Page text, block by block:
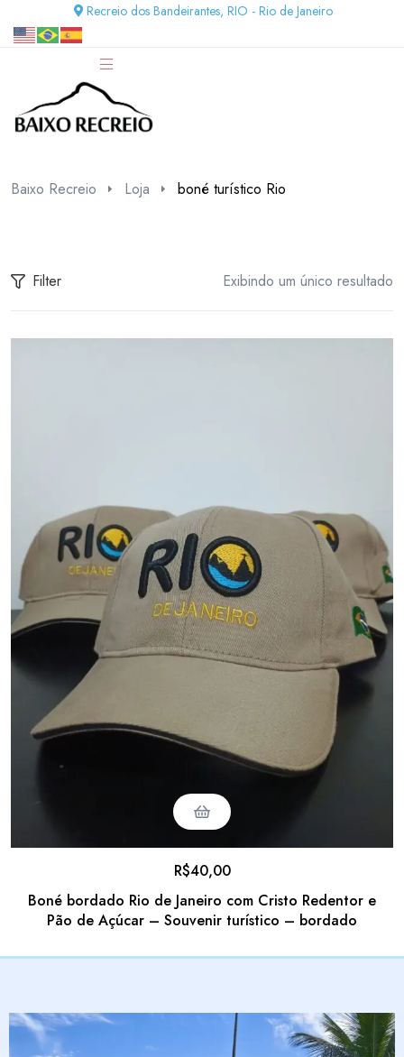
Recreio dos Bandeirantes, RIO - Rio de Janeiro
Baixo Recreio Loja boné turístico Rio
Filter Exibindo um único resultado
Boné bordado Rio de Janeiro com Cristo Redentor e
Pão de Açúcar – Souvenir turístico – bordado
R$40,00